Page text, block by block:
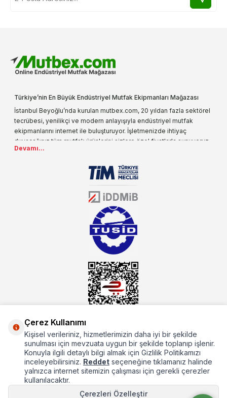
Türkiye’nin En Büyük Endüstriyel Mutfak Ekipmanları Mağazası
İstanbul Beyoğlu’nda kurulan mutbex.com, 20 yıldan fazla sektörel
tecrübesi, yenilikçi ve modern anlayışıyla endüstriyel mutfak
ekipmanlarını internet ile buluşturuyor. İşletmenizde ihtiyaç
duyacağınız tüm mutfak ürünlerini sizlere özel fiyatlarla sunuyoruz.
Endüstriyel mutfak malzemesi deyince akla gelen ilk adreslerden
sektörün farklı alanlarında da faliyet gösteren mutbex.com,
Öztiryakiler resmi bayisidir. Öztiryakiler ürünleri üzerinde büyük bir
donanıma sahip ekibi ile müşterilerine koşulsuz destek sunan
mutbex.com ile endüstriyel mutfak malzemeleri konusunda
alacağınız hizmet standartların her zaman üstünde olacaktır.
Devamı...
Hakkımızda
Hızlı Erişim
Popüler Kategoriler
Çerez Kullanımı
Kişisel verileriniz, hizmetlerimizin daha iyi bir şekilde
sunulması için mevzuata uygun bir şekilde toplanıp işlenir.
Konuyla ilgili detaylı bilgi almak için Gizlilik Politikamızı
inceleyebilirsiniz. Reddet seçeneğine tıklamanız halinde
yalnızca internet sitemizin çalışması için gerekli çerezler
kullanılacaktır.
Çerezleri Özelleştir